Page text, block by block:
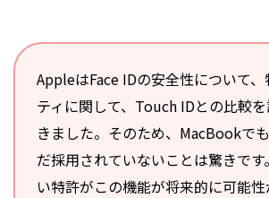
AppleはFace IDの安全性について、
ティに関して、Touch IDとの比較
きました。そのため、MacBookで
だ採用されていないことは驚きで
い特許がこの機能が将来的に可能